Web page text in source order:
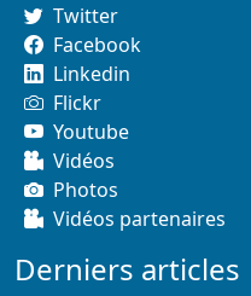
Twitter
Facebook
Linkedin
Flickr
Youtube
Vidéos
Photos
Vidéos partenaires
Derniers articles